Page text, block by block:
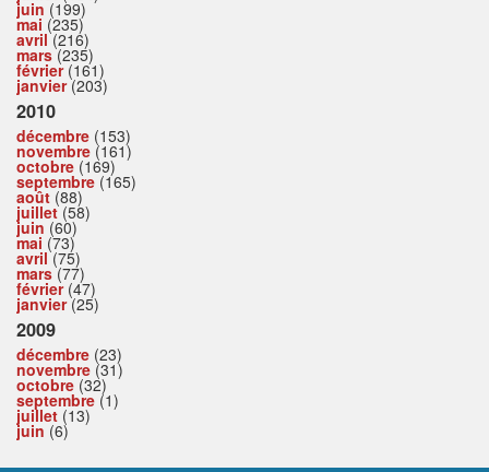
juin (199)
mai (235)
avril(216)
mars(235)
février(161)
janvier(203)
2010
décembre (153)
novembre (161)
octobre (169)
septembre (165)
août (88)
juillet(58)
juin (60)
mai (73)
avril(75)
mars(77)
février(47)
janvier(25)
2009
décembre (23)
novembre (31)
octobre (32)
septembre (1)
juillet (13)
juin (6)